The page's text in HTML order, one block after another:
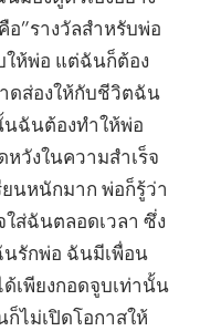
”รางวัลสำหรับพ่อ
ให้พ่อ แต่ฉันก็ต้อง
ดส่องให้กับชีวิตฉัน
ฉันต้องทำให้พ่อ
วังในความสำเร็จ
นหนักมาก พ่อก็รู้ว่า
ส่ฉันตลอดเวลา ซึ่ง
รักพ่อ ฉันมีเพื่อน
เพียงกอดจูบเท่านั้น
ไม่เปิดโอกาสให้